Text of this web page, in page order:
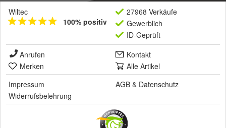
Wiltec
100% positiv
27968 Verkäufe
Gewerblich
ID-Geprüft
Anrufen
Kontakt
Merken
Alle Artikel
Impressum
AGB & Datenschutz
Widerrufsbelehrung